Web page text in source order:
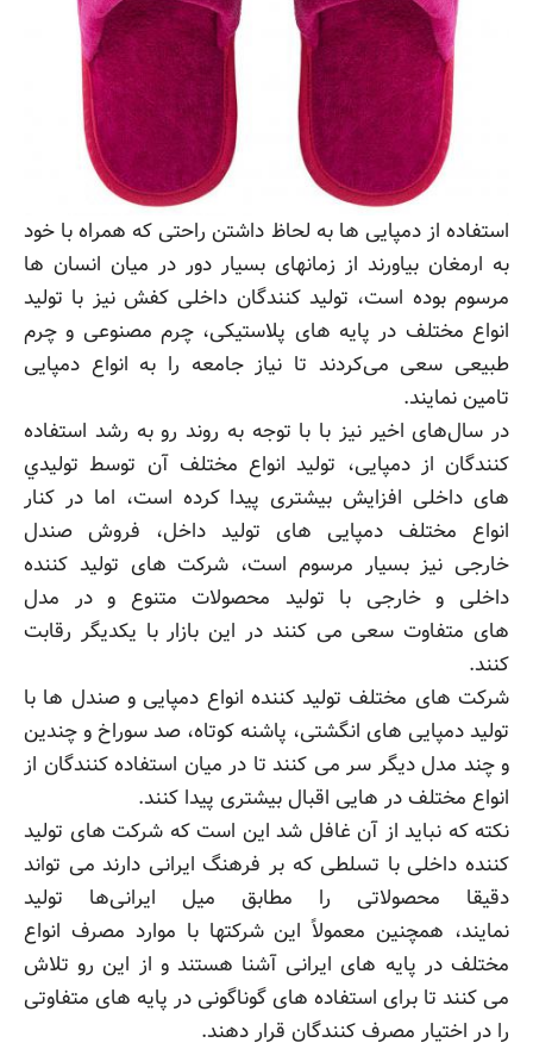
استفاده از دمپایی ها به لحاظ داشتن راحتی که همراه با خود
به ارمغان بیاورند از زمانهای بسیار دور در میان انسان ها
مرسوم بوده است، تولید کنندگان داخلی کفش نیز با تولید
انواع مختلف در پایه های پلاستیکی، چرم مصنوعی و چرم
طبیعی سعی می‌کردند تا نیاز جامعه را به انواع دمپایی
تامین نمایند.
در سال‌های اخیر نیز با با توجه به روند رو به رشد استفاده
کنندگان از دمپایی،‌ تولید انواع مختلف آن توسط تولیدي
های داخلی افزایش بیشتری پیدا کرده است، اما در کنار
انواع مختلف دمپایی های تولید داخل، فروش صندل
خارجی نیز بسیار مرسوم است، شرکت های تولید کننده
داخلی و خارجی با تولید محصولات متنوع و در مدل
های متفاوت سعی می کنند در این بازار با یکدیگر رقابت
کنند.
شرکت های مختلف تولید کننده انواع دمپایی و صندل ها با
تولید دمپایی های انگشتی، پاشنه کوتاه، صد سوراخ و چندین
و چند مدل دیگر سر می کنند تا در میان استفاده کنندگان از
انواع مختلف در هایی اقبال بیشتری پیدا کنند.
نکته که نباید از آن غافل شد این است که شرکت های تولید
کننده داخلی با تسلطی که بر فرهنگ ایرانی دارند می تواند
دقیقا محصولاتی را مطابق میل ایرانی‌ها تولید
نمایند، همچنین معمولاً این شرکتها با موارد مصرف انواع
مختلف در پایه های ایرانی آشنا هستند و از این رو تلاش
می کنند تا برای استفاده های گوناگونی در پایه های متفاوتی
را در اختیار مصرف کنندگان قرار دهند.